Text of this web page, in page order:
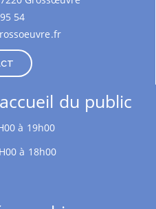
54
du public
à 19h00
à 18h00